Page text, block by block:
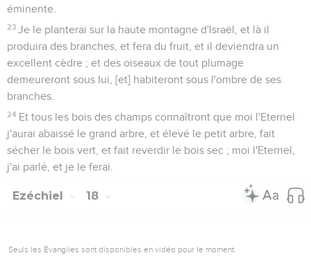
éminente.
23 Je le planterai sur la haute montagne d'Israël, et là il
produira des branches, et fera du fruit, et il deviendra un
excellent cèdre ; et des oiseaux de tout plumage
demeureront sous lui, [et] habiteront sous l'ombre de ses
branches.
24 Et tous les bois des champs connaîtront que moi l'Eternel
j'aurai abaissé le grand arbre, et élevé le petit arbre, fait
sécher le bois vert, et fait reverdir le bois sec ; moi l'Eternel,
j'ai parlé, et je le ferai.
Ezéchiel 18
Seuls les Évangiles sont disponibles en vidéo pour le moment.